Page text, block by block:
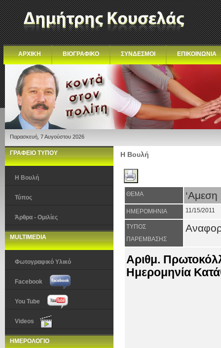
ΑΡΧΙΚΗ ΒΙΟΓΡΑΦΙΚΟ ΣΥΝΔΕΣΜΟΙ ΕΠΙΚΟΙΝΩΝΙΑ
Παρασκευή, 7 Αυγούστου 2026
ΓΡΑΦΕΙΟ ΤΥΠΟΥ
Η Βουλή
Τύπος
Άρθρα - Ομιλίες
MULTIMEDIA
Φωτογραφικό Υλικό
Facebook
You Tube
Videos
ΗΜΕΡΟΛΟΓΙΟ
Η Βουλή
ΘΕΜΑ
ΗΜΕΡΟΜΗΝΙΑ 11/15/2011
ΤΥΠΟΣ
ΠΑΡΕΜΒΑΣΗΣ
Αριθμ.
Ημερομηνία